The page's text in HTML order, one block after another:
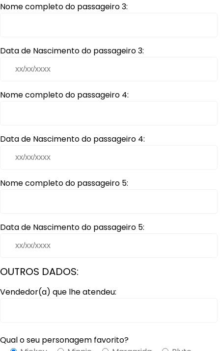
Nome completo do passageiro 3:
Data de Nascimento do passageiro 3:
Nome completo do passageiro 4:
Data de Nascimento do passageiro 4:
Nome completo do passageiro 5:
Data de Nascimento do passageiro 5:
OUTROS DADOS:
Vendedor(a) que lhe atendeu:
Qual o seu personagem favorito?